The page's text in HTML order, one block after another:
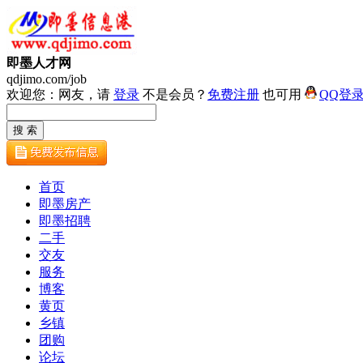
即墨人才网
qdjimo.com/job
欢迎您：网友，请 登录 不是会员？ 免费注册 也可用 QQ登
首页
即墨房产
即墨招聘
二手
交友
服务
博客
黄页
乡镇
团购
论坛